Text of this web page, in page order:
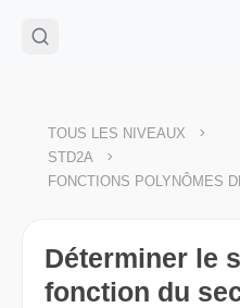
🌴Cahier de vacances
Télécharge ton PDF
TOUS LES NIVEAUX >
STD2A >
FONCTIONS POLYNÔMES
Déterminer le
fonction du